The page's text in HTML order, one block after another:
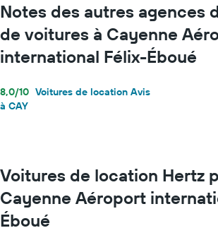
Notes des autres agences
de voitures à Cayenne
international Félix-Éboué
8,0/10 Voitures de location Avis
à CAY
Voitures de location Hertz
Cayenne Aéroport
Éboué